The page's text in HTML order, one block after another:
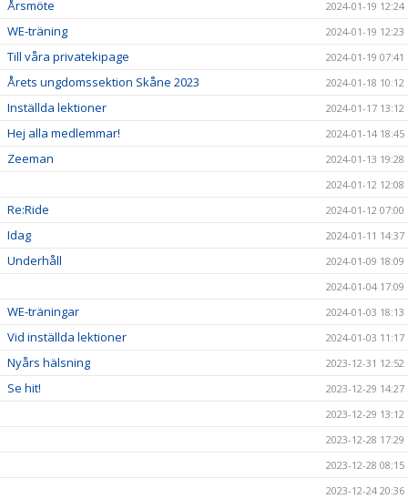
Årsmöte 2024-01-19 12:24
WE-träning 2024-01-19 12:23
Till våra privatekipage 2024-01-19 07:41
Årets ungdomssektion Skåne 2023 2024-01-18 10:12
Inställda lektioner 2024-01-17 13:12
Hej alla medlemmar! 2024-01-14 18:45
Zeeman
2024-01-13 19:28
2024-01-12 12:08
Re:Ride 2024-01-12 07:00
Idag 2024-01-11 14:37
Underhåll
2024-01-09 18:09
2024-01-04 17:09
WE-träningar 2024-01-03 18:13
Vid inställda lektioner 2024-01-03 11:17
Nyårs hälsning 2023-12-31 12:52
Se hit!
2023-12-29 14:27
2023-12-29 13:12
2023-12-28 17:29
2023-12-28 08:15
2023-12-24 20:36